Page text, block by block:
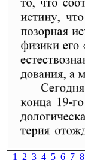
1 2 3 4 5 6 7 8